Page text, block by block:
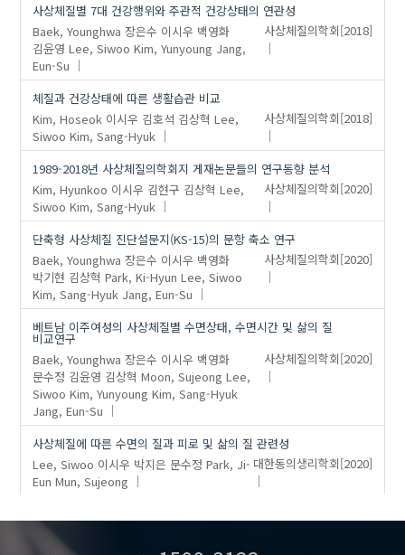
사상체질별 7대 건강행위와 주관적 건강상태의 연관성
Baek, Younghwa 장은수 이시우 백영화
김윤영 Lee, Siwoo Kim, Yunyoung Jang,
Eun-Su
사상체질의학회[2018]
체질과 건강상태에 따른 생활습관 비교
Kim, Hoseok 이시우 김호석 김상혁 Lee,
Siwoo Kim, Sang-Hyuk
사상체질의학회[2018]
1989-2018년 사상체질의학회지 게재논문들의 연구동향 분석
Kim, Hyunkoo 이시우 김현구 김상혁 Lee,
Siwoo Kim, Sang-Hyuk
사상체질의학회[2020]
단축형 사상체질 진단설문지(KS-15)의 문항 축소 연구
Baek, Younghwa 장은수 이시우 백영화
박기현 김상혁 Park, Ki-Hyun Lee, Siwoo
Kim, Sang-Hyuk Jang, Eun-Su
사상체질의학회[2020]
베트남 이주여성의 사상체질별 수면상태, 수면시간 및 삶의 질
비교연구
Baek, Younghwa 장은수 이시우 백영화
문수정 김윤영 김상혁 Moon, Sujeong Lee,
Siwoo Kim, Yunyoung Kim, Sang-Hyuk
Jang, Eun-Su
사상체질의학회[2020]
사상체질에 따른 수면의 질과 피로 및 삶의 질 관련성
Lee, Siwoo 이시우 박지은 문수정 Park, Ji-
Eun Mun, Sujeong
대한동의생리학회[2020]